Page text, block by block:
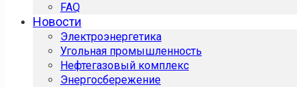
FAQ
Новости
Электроэнергетика
Угольная промышленность
Нефтегазовый комплекс
Энергосбережение